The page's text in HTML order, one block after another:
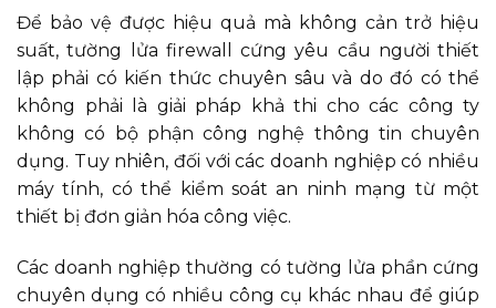
Để bảo vệ được hiệu quả mà không cản trở hiệu
suất, tường lửa firewall cứng yêu cầu người thiết
lập phải có kiến thức chuyên sâu và do đó có thể
không phải là giải pháp khả thi cho các công ty
không có bộ phận công nghệ thông tin chuyên
dụng. Tuy nhiên, đối với các doanh nghiệp có nhiều
máy tính, có thể kiểm soát an ninh mạng từ một
thiết bị đơn giản hóa công việc.
Các doanh nghiệp thường có tường lửa phần cứng
chuyên dụng có nhiều công cụ khác nhau để giúp